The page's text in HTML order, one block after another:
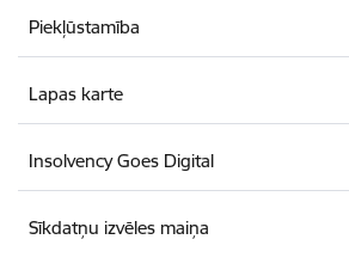
Piekļūstamība
Lapas karte
Insolvency Goes Digital
Sīkdatņu izvēles maiņa